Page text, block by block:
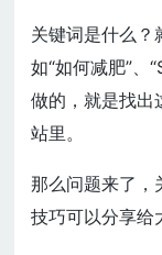
关键词是什么？
如“如何减肥”、
做的，就是找出
站里。
那么问题来了，
技巧可以分享给